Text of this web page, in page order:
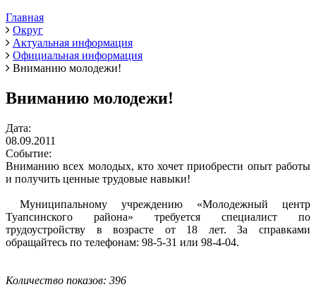
Главная
Округ
Актуальная информация
Официальная информация
Вниманию молодежи!
Вниманию молодежи!
Дата:
08.09.2011
Событие:
Вниманию всех молодых, кто хочет приобрести опыт работы
и получить ценные трудовые навыки!
Муниципальному учреждению «Молодежный центр
Туапсинского района» требуется специалист по
трудоустройству в возрасте от 18 лет. За справками
обращайтесь по телефонам: 98-5-31 или 98-4-04.
Количество показов: 396